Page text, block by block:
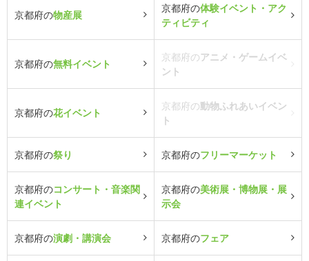
京都府の物産展
京都府の体験イベント・アク
ティビティ
京都府の無料イベント
京都府のアニメ・ゲームイベ
ント
京都府の花イベント
京都府の動物ふれあいイベン
ト
京都府の祭り 京都府のフリーマーケット
京都府のコンサート・音楽関
連イベント
京都府の美術展・博物展・展
示会
京都府の演劇・講演会 京都府のフェア